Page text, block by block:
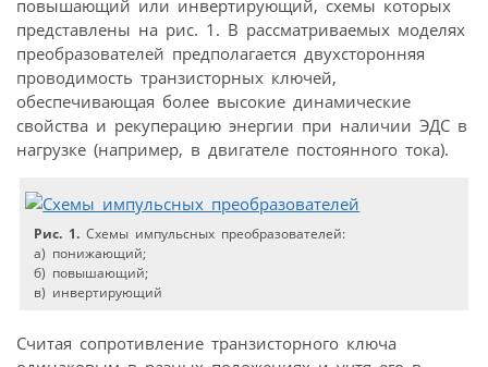
повышающий или инвертирующий, схемы которых
представлены на рис. 1. В рассматриваемых моделях
преобразователей предполагается двухсторонняя
проводимость транзисторных ключей,
обеспечивающая более высокие динамические
свойства и рекуперацию энергии при наличии ЭДС в
нагрузке (например, в двигателе постоянного тока).
Рис. 1. Схемы импульсных преобразователей:
а) понижающий;
б) повышающий;
в) инвертирующий
Считая сопротивление транзисторного ключа